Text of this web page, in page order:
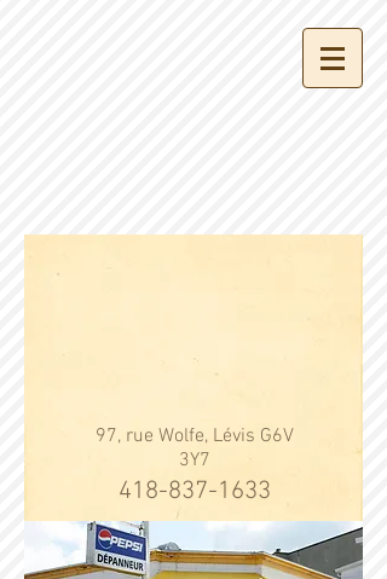
97, rue Wolfe, Lévis G6V
3Y7
418-837-1633